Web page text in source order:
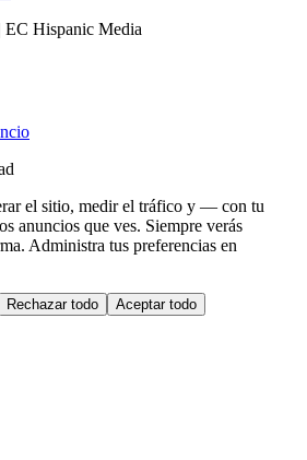
Hispanic Media
el sitio, medir el tráfico y — con tu
anuncios que ves. Siempre verás
Administra tus preferencias en
Rechazar todo Aceptar todo